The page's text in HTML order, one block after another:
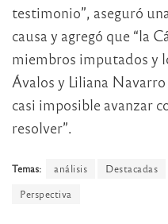
testimonio”, aseguró
causa y agregó que “la
miembros imputados y
Ávalos y Liliana
casi imposible avanzar
resolver”.
Temas: análisis Destacadas
Perspectiva